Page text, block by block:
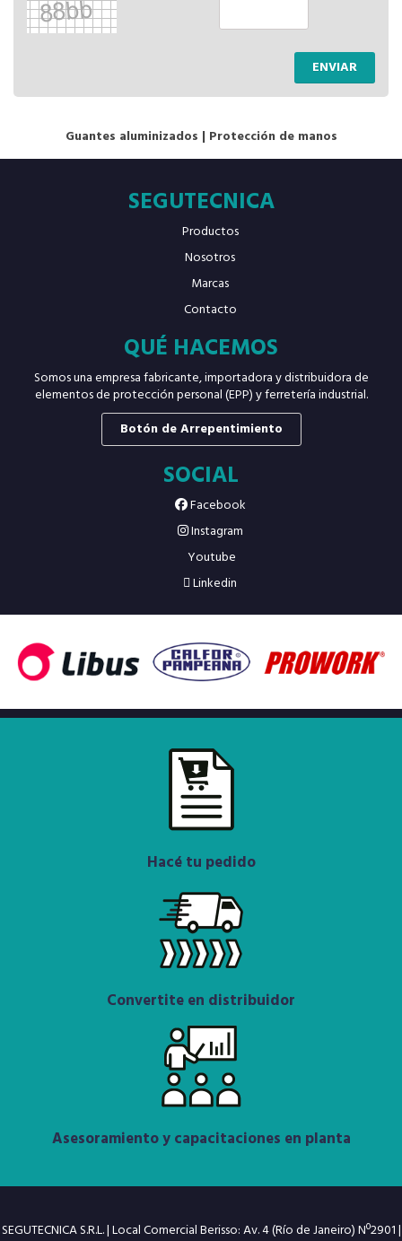
ENVIAR
Guantes aluminizados | Protección de manos
SEGUTECNICA
Productos
Nosotros
Marcas
Contacto
QUÉ HACEMOS
Somos una empresa fabricante, importadora y distribuidora de
elementos de protección personal (EPP) y ferretería industrial.
Botón de Arrepentimiento
SOCIAL
Facebook
Instagram
Youtube
Linkedin
Hacé tu pedido
Convertite en distribuidor
Asesoramiento y capacitaciones en planta
SEGUTECNICA S.R.L. | Local Comercial Berisso: Av. 4 (Río de Janeiro) Nº2901 |